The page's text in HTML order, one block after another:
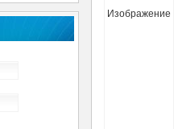
Изображение